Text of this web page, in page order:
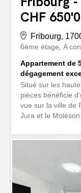
CHF
Fribourg,
6ème étage A
Appartement de
dégagement
Situé sur les
pièces bénéficie
vue sur la ville de
Jura et le
admirant ce
grand hall
agencée
avec salle à
de trois
douche, baignoire